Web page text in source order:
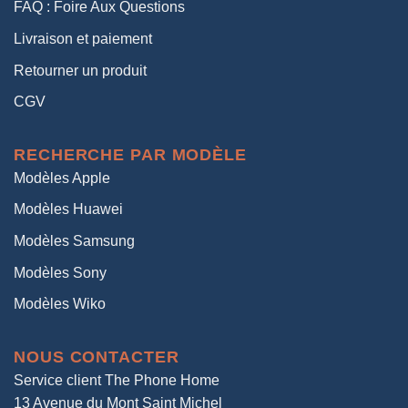
FAQ : Foire Aux Questions
Livraison et paiement
Retourner un produit
CGV
RECHERCHE PAR MODÈLE
Modèles Apple
Modèles Huawei
Modèles Samsung
Modèles Sony
Modèles Wiko
NOUS CONTACTER
Service client The Phone Home
13 Avenue du Mont Saint Michel